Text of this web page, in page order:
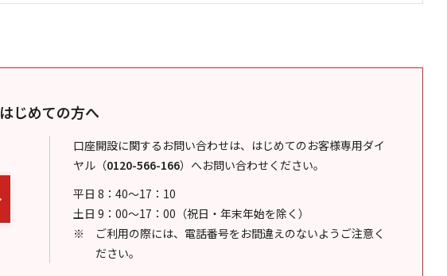
はじめての方へ
口座開設に関するお問い合わせは、はじめてのお客様専用ダイ
ヤル （0120-566-166） へお問い合わせください。
平日 8：40～17：10
土日 9：00～17：00（祝日・年末年始を除く）
ご利用の際には、電話番号をお間違えのないようご注意く
ださい。